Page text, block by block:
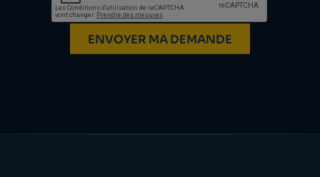
ENVOYER MA DEMANDE